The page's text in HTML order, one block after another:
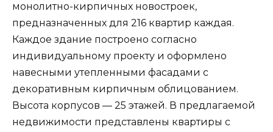
монолитно-кирпичных новостроек,
предназначенных для 216 квартир каждая.
Каждое здание построено согласно
индивидуальному проекту и оформлено
навесными утепленными фасадами с
декоративным кирпичным облицованием.
Высота корпусов — 25 этажей. В предлагаемой
недвижимости представлены квартиры с